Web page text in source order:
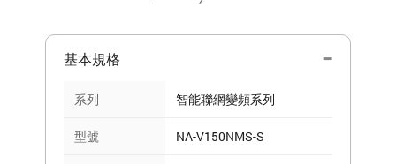
基本規格
系列 智能聯網變頻系列
型號 NA-V150NMS-S